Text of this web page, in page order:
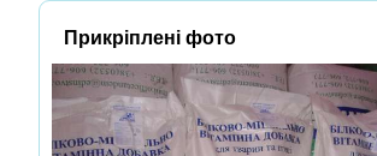
Прикріплені фото